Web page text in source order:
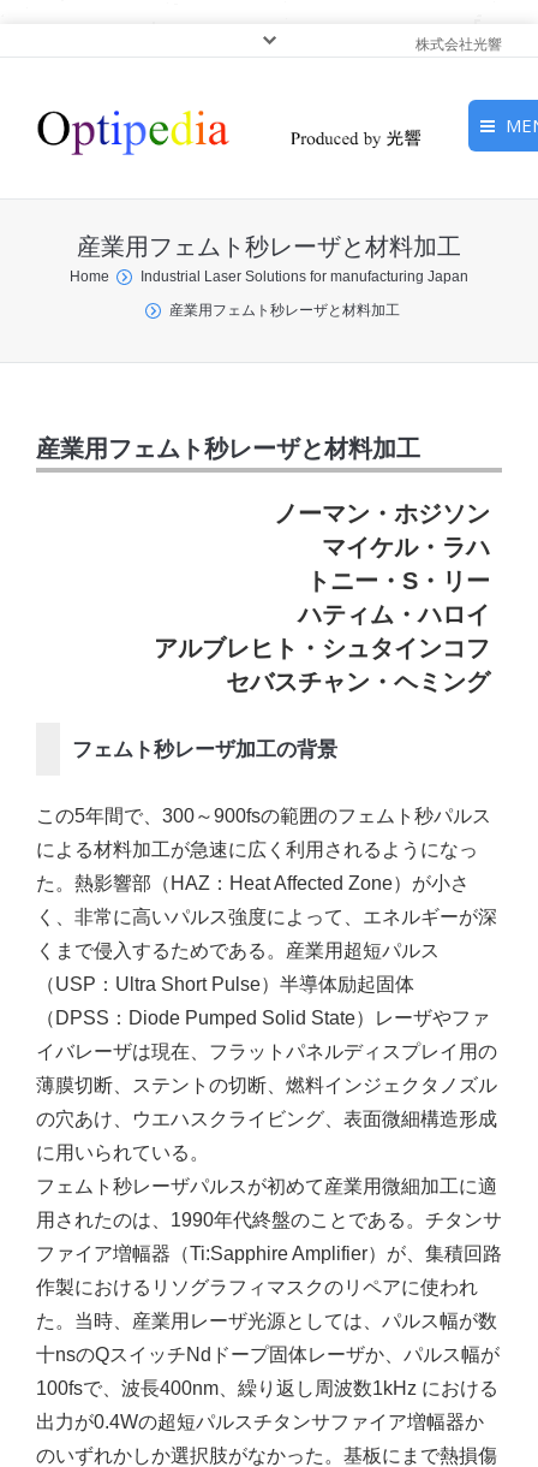
株式会社光響
ピックアップ
光基礎・光源
サービス
産業用フェムト秒レーザと材料加工
You are here:
Home
Industrial Laser Solutions for manufacturing Japan
産業用フェムト秒レーザと材料加工
産業用フェムト秒レーザと材料加工
ノーマン・ホジソン
マイケル・ラハ
トニー・S・リー
ハティム・ハロイ
アルブレヒト・シュタインコフ
セバスチャン・ヘミング
フェムト秒レーザ加工の背景
この5年間で、300～900fsの範囲のフェムト秒パルス
による材料加工が急速に広く利用されるようになっ
た。熱影響部（HAZ：Heat Affected Zone）が小さ
く、非常に高いパルス強度によって、エネルギーが深
くまで侵入するためである。産業用超短パルス
（USP：Ultra Short Pulse）半導体励起固体
（DPSS：Diode Pumped Solid State）レーザやファ
イバレーザは現在、フラットパネルディスプレイ用の
薄膜切断、ステントの切断、燃料インジェクタノズル
の穴あけ、ウエハスクライビング、表面微細構造形成
に用いられている。
フェムト秒レーザパルスが初めて産業用微細加工に適
用されたのは、1990年代終盤のことである。チタンサ
ファイア増幅器（Ti:Sapphire Amplifier）が、集積回路
作製におけるリソグラフィマスクのリペアに使われ
た。当時、産業用レーザ光源としては、パルス幅が数
十nsのQスイッチNdドープ固体レーザか、パルス幅が
100fsで、波長400nm、繰り返し周波数1kHz における
出力が0.4Wの超短パルスチタンサファイア増幅器か
のいずれかしか選択肢がなかった。基板にまで熱損傷